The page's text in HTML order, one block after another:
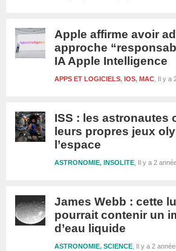
Apple affirme avoir
approche
IA Apple Intelligence
Il y a 2
APPS ET LOGICIELS, IOS, MAC
ISS : les astronautes
leurs propres jeux
l’espace
Il y a 2
ASTRONOMIE, INSOLITE
James Webb : cette
pourrait contenir un
d’eau liquide
Il y a 2
ASTRONOMIE, SCIENCE